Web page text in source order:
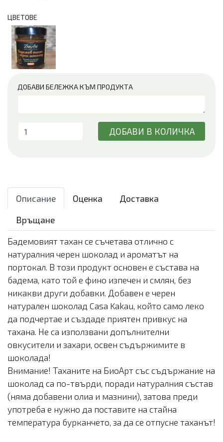
ЦВЕТОВЕ
ДОБАВИ БЕЛЕЖКА КЪМ ПРОДУКТА
ДОБАВИ В КОЛИЧКА
Описание Оценка
Доставка
Връщане
Бадемовият тахан се съчетава отлично с
натуралния черен шоколад и ароматът на
портокал. В този продукт основен е състава на
бадема, като той е фино изпечен и смлян, без
никакви други добавки. Добавен е черен
натурален шоколад Casa Kakau, който само леко
да подчертае и създаде приятен привкус на
тахана. Не са използвани допълнителни
овкусители и захари, освен съдържимите в
шоколада!
Внимание! Таханите на БиоАрт със съдържание на
шоколад са по-твърди, поради натуралния състав
(няма добавени олиа и мазнини), затова преди
употреба е нужно да поставите на стайна
температура бурканчето, за да се отпусне таханът!